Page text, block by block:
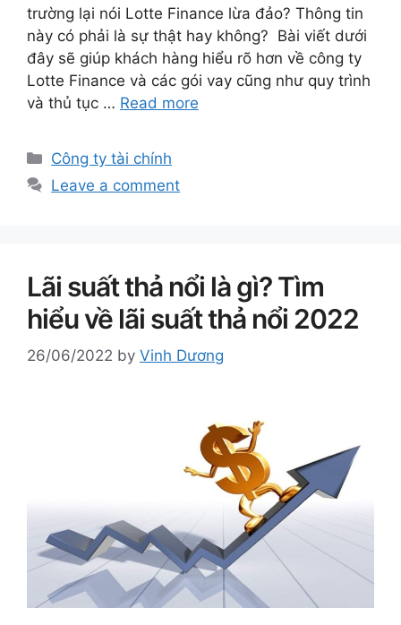
trường lại nói Lotte Finance lừa đảo? Thông tin
này có phải là sự thật hay không? Bài viết dưới
đây sẽ giúp khách hàng hiểu rõ hơn về công ty
Lotte Finance và các gói vay cũng như quy trình
và thủ tục … Read more
Categories
Công ty tài chính
Leave a comment
Lãi suất thả nổi là gì? Tìm
hiểu về lãi suất thả nổi 2022
26/06/2022 by Vinh Dương